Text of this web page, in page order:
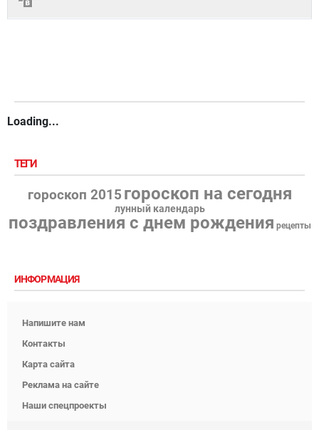
Loading...
ТЕГИ
гороскоп 2015 гороскоп на сегодня
лунный календарь
поздравления с днем рождения рецепты
ИНФОРМАЦИЯ
Напишите нам
Контакты
Карта сайта
Реклама на сайте
Наши спецпроекты